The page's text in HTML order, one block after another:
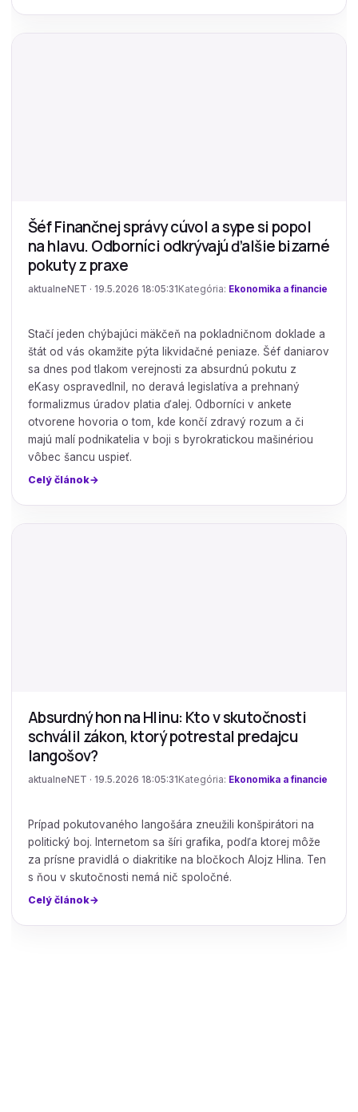
Šéf Finančnej správy cúvol a sype si popol
na hlavu. Odborníci odkrývajú ďalšie bizarné
pokuty z praxe
aktualneNET · 19.5.2026 18:05:31 Kategória: Ekonomika a financie
Stačí jeden chýbajúci mäkčeň na pokladničnom doklade a
štát od vás okamžite pýta likvidačné peniaze. Šéf daniarov
sa dnes pod tlakom verejnosti za absurdnú pokutu z
eKasy ospravedlnil, no deravá legislatíva a prehnaný
formalizmus úradov platia ďalej. Odborníci v ankete
otvorene hovoria o tom, kde končí zdravý rozum a či
majú malí podnikatelia v boji s byrokratickou mašinériou
vôbec šancu uspieť.
Celý článok
Absurdný hon na Hlinu: Kto v skutočnosti
schválil zákon, ktorý potrestal predajcu
langošov?
aktualneNET · 19.5.2026 18:05:31 Kategória: Ekonomika a financie
Prípad pokutovaného langošára zneužili konšpirátori na
politický boj. Internetom sa šíri grafika, podľa ktorej môže
za prísne pravidlá o diakritike na bločkoch Alojz Hlina. Ten
s ňou v skutočnosti nemá nič spoločné.
Celý článok